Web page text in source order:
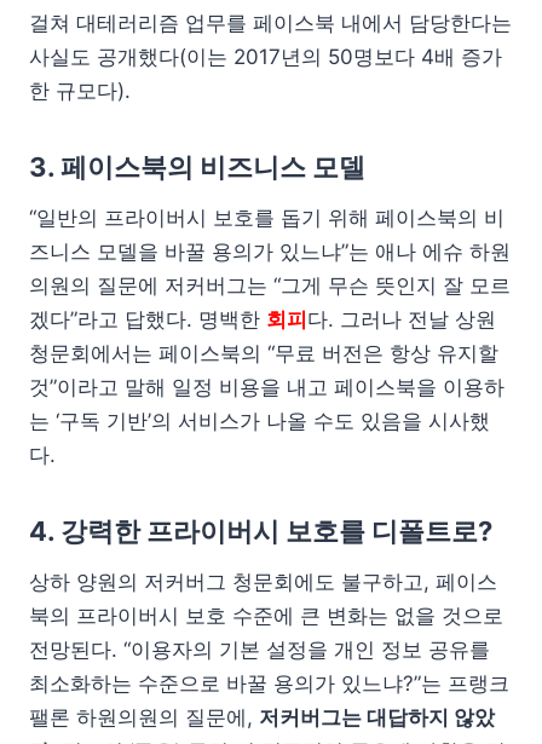
걸쳐 대테러리즘 업무를 페이스북 내에서 담당한다는
사실도 공개했다(이는 2017년의 50명보다 4배 증가
한 규모다).
3. 페이스북의 비즈니스 모델
“일반의 프라이버시 보호를 돕기 위해 페이스북의 비
즈니스 모델을 바꿀 용의가 있느냐”는 애나 에슈 하원
의원의 질문에 저커버그는 “그게 무슨 뜻인지 잘 모르
겠다”라고 답했다. 명백한 회피다. 그러나 전날 상원
청문회에서는 페이스북의 “무료 버전은 항상 유지할
것”이라고 말해 일정 비용을 내고 페이스북을 이용하
는 ‘구독 기반’의 서비스가 나올 수도 있음을 시사했
다.
4. 강력한 프라이버시 보호를 디폴트로?
상하 양원의 저커버그 청문회에도 불구하고, 페이스
북의 프라이버시 보호 수준에 큰 변화는 없을 것으로
전망된다. “이용자의 기본 설정을 개인 정보 공유를
최소화하는 수준으로 바꿀 용의가 있느냐?”는 프랭크
팰론 하원의원의 질문에, 저커버그는 대답하지 않았